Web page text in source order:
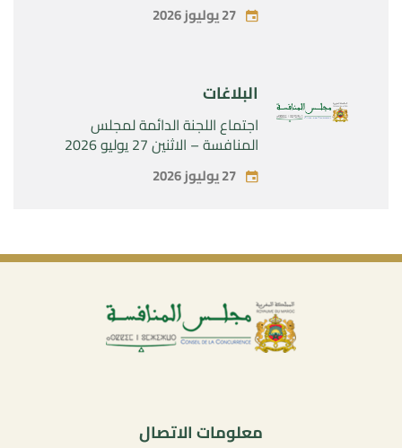
SAS »27 يوليوز 2026
البلاغات
اجتماع اللجنة الدائمة لمجلس
المنافسة – الاثنين 27 يوليو 2026
27 يوليوز 2026
معلومات الاتصال